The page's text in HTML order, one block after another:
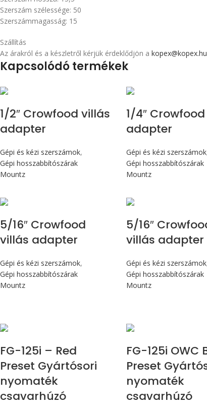
Szerszám szélessége: 50
Szerszámmagasság: 15
Szállítás
Az árakról és a készletről kérjük érdeklődjön a kopex@kopex.hu
Kapcsolódó termékek
1/2″ Crowfood villás
adapter
Gépi és kézi szerszámok,
Gépi hosszabbítószárak
Mountz
1/4″
adapter
Gépi és kézi szerszámok
Gépi hosszabbítószárak
Mountz
5/16″ Crowfood
villás adapter
Gépi és kézi szerszámok,
Gépi hosszabbítószárak
Mountz
5/16″
villás adapter
Gépi és kézi szerszámok
Gépi hosszabbítószárak
Mountz
FG-125i – Red
Preset Gyártósori
nyomaték
csavarhúzó
FG-125i OWC
Preset
nyomaték
csavarhúzó